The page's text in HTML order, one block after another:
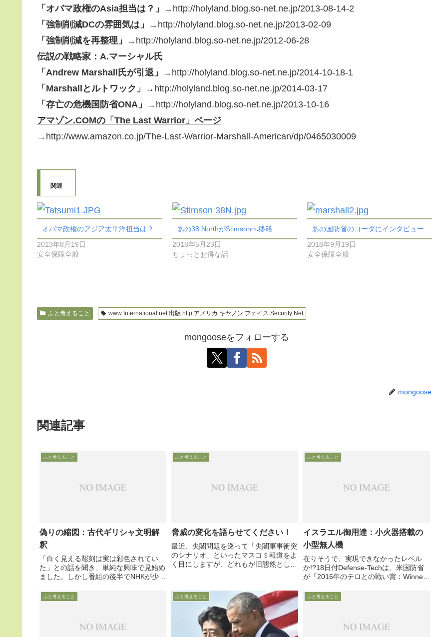
「オバマ政権のAsia担当は？」→ http://holyland.blog.so-net.ne.jp/2013-08-14-2
「強制削減DCの雰囲気は」→ http://holyland.blog.so-net.ne.jp/2013-02-09
「強制削減を再整理」→ http://holyland.blog.so-net.ne.jp/2012-06-28
伝説の戦略家：A.マーシャル氏
「Andrew Marshall氏が引退」→ http://holyland.blog.so-net.ne.jp/2014-10-18-1
「Marshallとルトワック」→ http://holyland.blog.so-net.ne.jp/2014-03-17
「存亡の危機国防省ONA」→ http://holyland.blog.so-net.ne.jp/2013-10-16
アマゾン.COMの「The Last Warrior」ページ
→http://www.amazon.co.jp/The-Last-Warrior-Marshall-American/dp/0465030009
関連
オバマ政権のアジア太平洋担当は？
2013年8月19日
安全保障全般
あの38 NorthがStimsonへ移籍
2018年5月23日
ちょっとお得な話
あの国防省のヨーダにインタビュー
2018年9月19日
安全保障全般
ふと考えること www International net 出版 http アメリカ キヤノン フェイス Security Net
mongooseをフォローする
mongoose
関連記事
ふと考えること
偽りの縮図：古代ギリシャ文明解
釈
「白く見える彫刻は実は彩色されてい
た」との話を聞き、単純な興味で見始め
ました。しかし番組の後半でNHKが少し
化けの皮が剥がれ、没落の道を歩む欧州
の「ごまかしの歴史」でした・・・
ふと考えること
脅威の変化を語らせてください！
最近、尖閣問題を巡って「尖閣軍事衝突
のシナリオ」といったマスコミ報道をよ
く目にしますが、どれもが旧態然とした
化」の視点からコメントさせていただき
ます
ふと考えること
イスラエル御用達：小火器搭載の
小型無人機
在りそうで、実現できなかったレベル
か!?18日付Defense-Techは、米国防省
が「2016年のテロとの戦い賞：Winner
スラエル軍が正式に発注した小火器搭載
可能なDuke ...
ふと考えること ふと考えること ふと考えること